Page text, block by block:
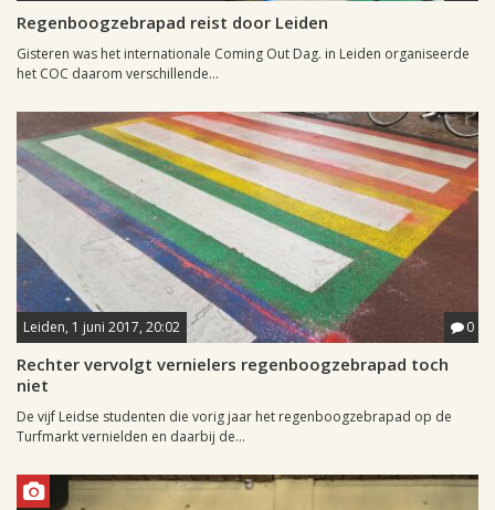
Regenboogzebrapad reist door Leiden
Gisteren was het internationale Coming Out Dag. in Leiden organiseerde
het COC daarom verschillende...
Leiden, 1 juni 2017, 20:02 0
Rechter vervolgt vernielers regenboogzebrapad toch
niet
De vijf Leidse studenten die vorig jaar het regenboogzebrapad op de
Turfmarkt vernielden en daarbij de...